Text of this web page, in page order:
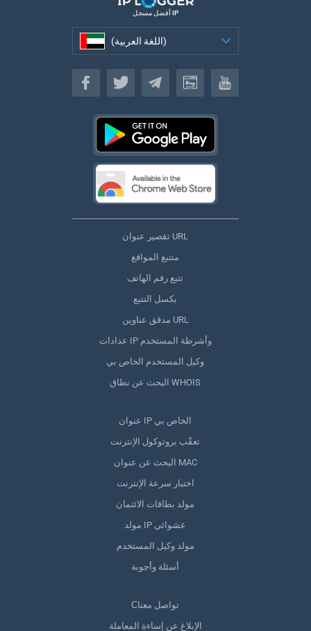
أفضل مسجل IP
(اللغة العربية)
(اللغة العربية)
تقصير عنوان URL
متتبع المواقع
تتبع رقم الهاتف
بكسل التتبع
مدقق عناوين URL
عدادات IP وأشرطة المستخدم
وكيل المستخدم الخاص بي
البحث عن نطاق WHOIS
عنوان IP الخاص بي
تعقّب بروتوكول الإنترنت
البحث عن عنوان MAC
اختبار سرعة الإنترنت
مولد بطاقات الائتمان
مولد IP عشوائي
مولد وكيل المستخدم
أسئلة وأجوبة
Сتواصل معنا
الإبلاغ عن إساءة المعاملة